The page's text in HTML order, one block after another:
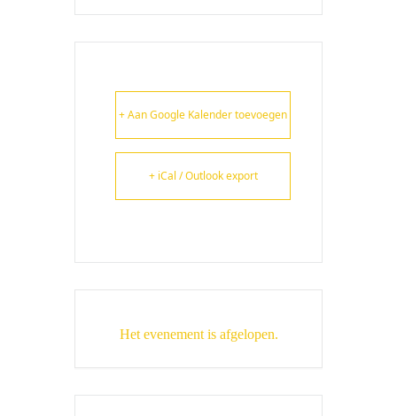
+ Aan Google Kalender toevoegen
+ iCal / Outlook export
Het evenement is afgelopen.